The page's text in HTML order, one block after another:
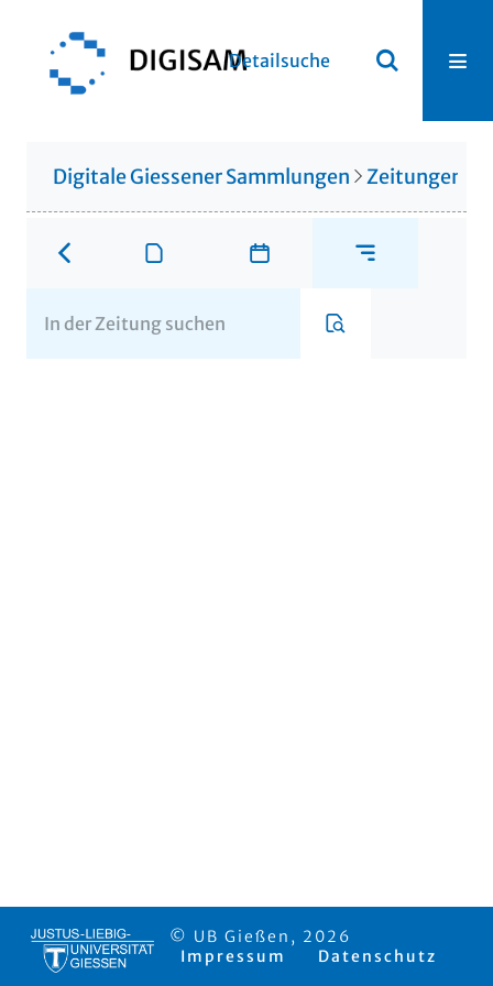
Detailsuche
Digitale Giessener Sammlungen Zeitungen
© UB Gießen, 2026
Impressum
Datenschutz